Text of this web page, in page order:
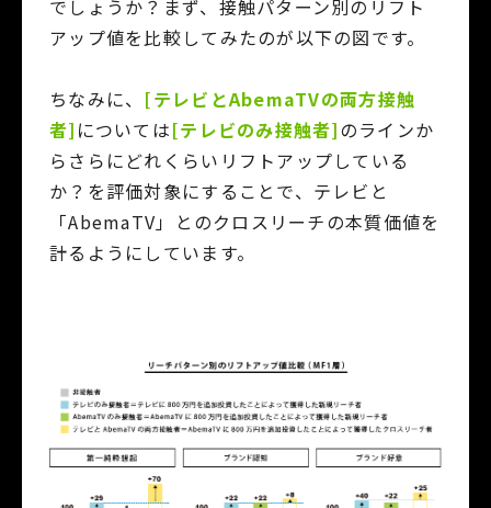
でしょうか？まず、接触パターン別のリフト
アップ値を比較してみたのが以下の図です。
ちなみに、 [テレビとAbemaTVの両方接触
者] については[テレビのみ接触者]のラインか
らさらにどれくらいリフトアップしている
か？を評価対象にすることで、テレビと
「AbemaTV」とのクロスリーチの本質価値を
計るようにしています。